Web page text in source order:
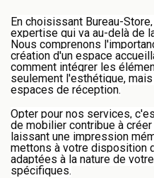
En choisissant Bureau-
expertise qui va au-delà de
Nous comprenons
création d'un espace
comment intégrer les
seulement l'esthétique,
espaces de réception.
Opter pour nos services,
de mobilier contribue à
laissant une impression
mettons à votre disposition
adaptées à la nature de
spécifiques.